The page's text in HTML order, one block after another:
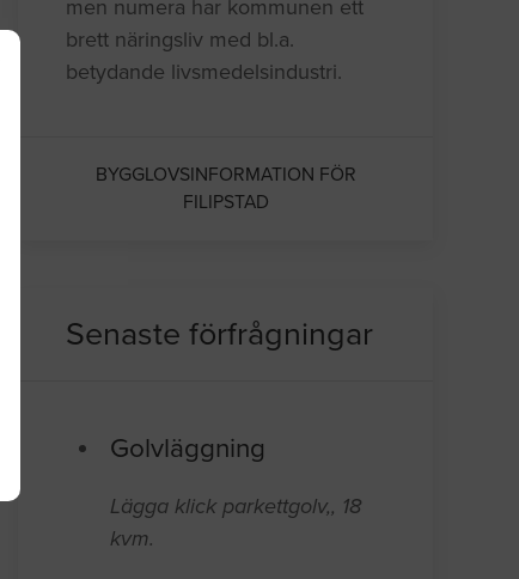
men numera har kommunen ett
brett näringsliv med bl.a.
betydande livsmedelsindustri.
BYGGLOVSINFORMATION FÖR
FILIPSTAD
Senaste förfrågningar
Golvläggning
Lägga klick parkettgolv,, 18
kvm.